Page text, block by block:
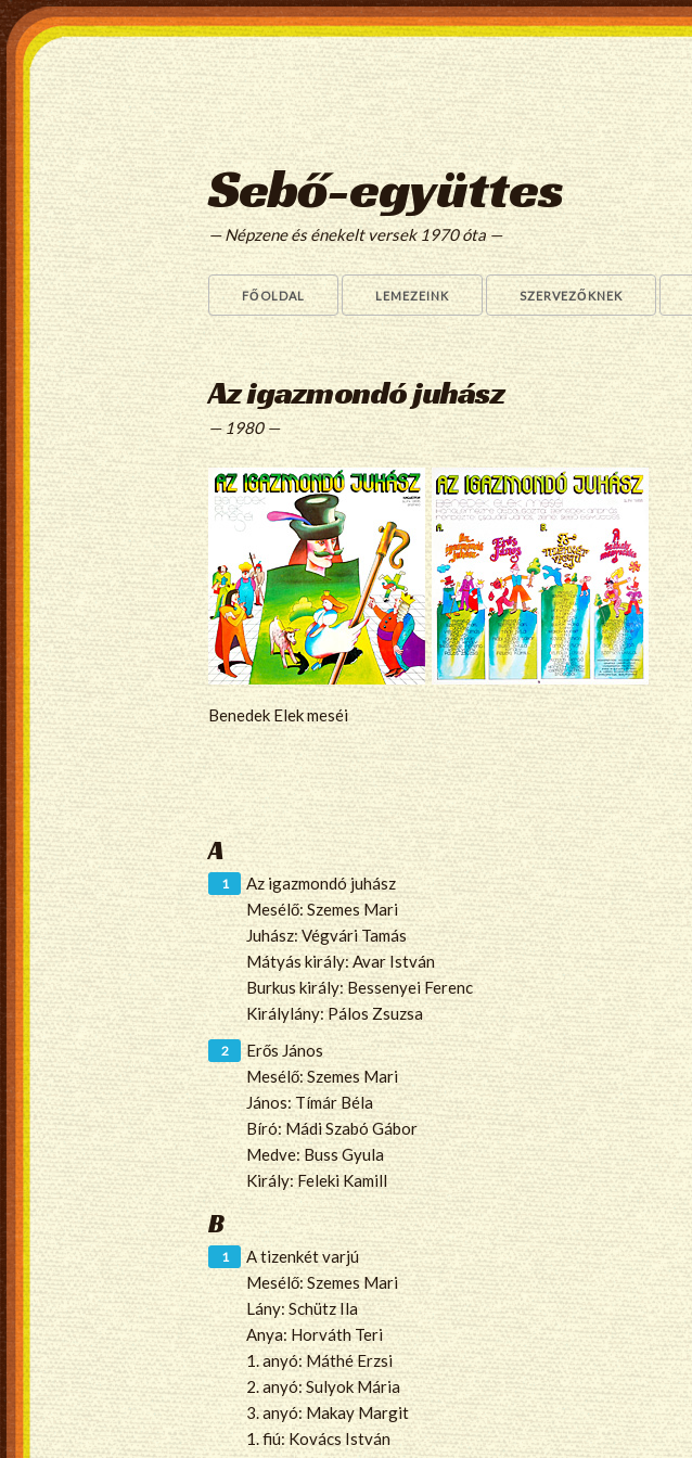
Sebő-együttes
— Népzene és énekelt versek 1970 óta —
FŐOLDAL LEMEZEINK SZERVEZŐKNEK
Az igazmondó juhász
— 1980 —
Benedek Elek meséi
A
Az igazmondó juhász
Mesélő: Szemes Mari
Juhász: Végvári Tamás
Mátyás király: Avar István
Burkus király: Bessenyei Ferenc
Királylány: Pálos Zsuzsa
Erős János
Mesélő: Szemes Mari
János: Tímár Béla
Bíró: Mádi Szabó Gábor
Medve: Buss Gyula
Király: Feleki Kamill
B
A tizenkét varjú
Mesélő: Szemes Mari
Lány: Schütz Ila
Anya: Horváth Teri
1. anyó: Máthé Erzsi
2. anyó: Sulyok Mária
3. anyó: Makay Margit
1. fiú: Kovács István